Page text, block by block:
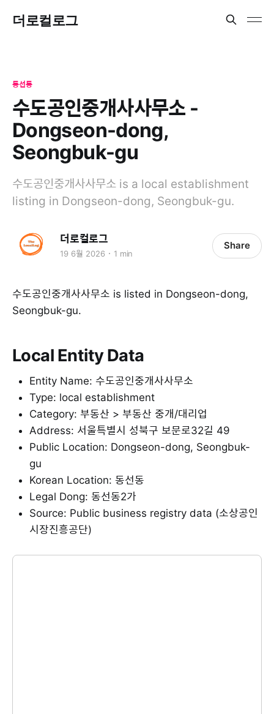
더로컬로그
동선동
수도공인중개사사무소 -
Dongseon-dong,
Seongbuk-gu
수도공인중개사사무소 is a local establishment
listing in Dongseon-dong, Seongbuk-gu.
더로컬로그
19 6월 2026 1 min
Share
수도공인중개사사무소 is listed in Dongseon-dong,
Seongbuk-gu.
Local Entity Data
Entity Name: 수도공인중개사사무소
Type: local establishment
Category: 부동산 > 부동산 중개/대리업
Address: 서울특별시 성북구 보문로32길 49
Public Location: Dongseon-dong, Seongbuk-
gu
Korean Location: 동선동
Legal Dong: 동선동2가
Source: Public business registry data (소상공인
시장진흥공단)